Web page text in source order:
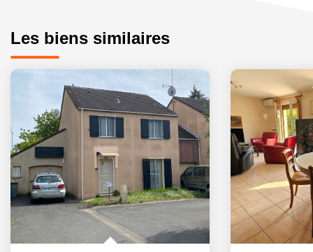
Les biens similaires